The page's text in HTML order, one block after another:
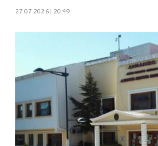
27.07.2026 | 20:49